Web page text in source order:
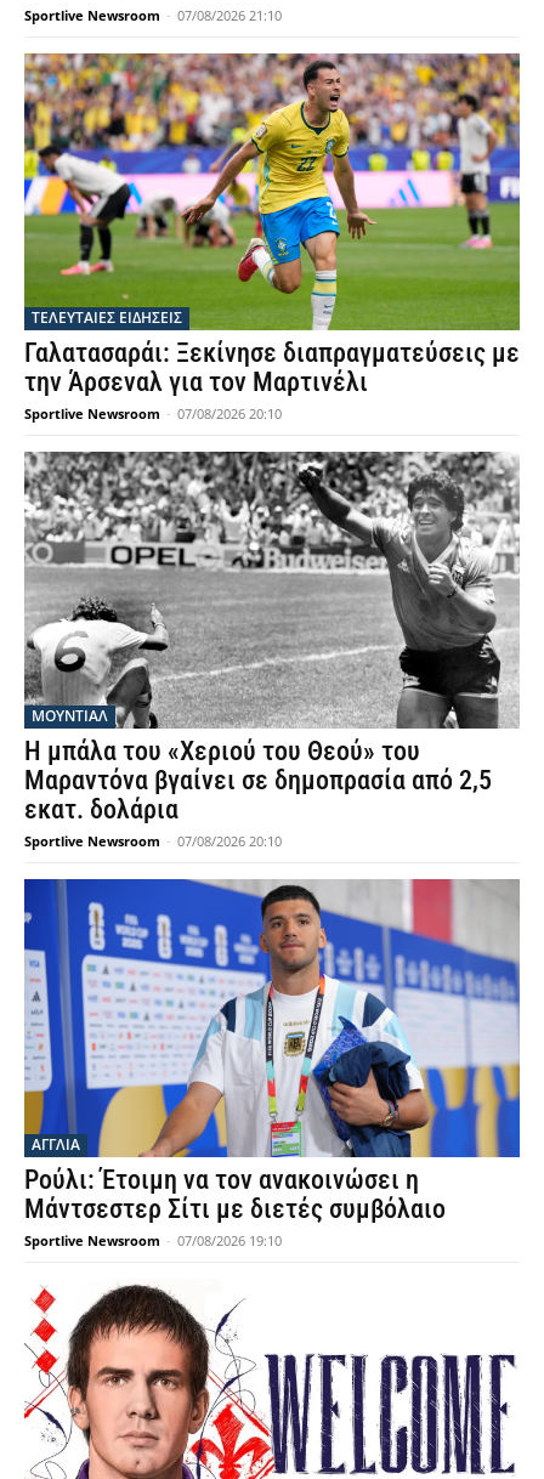
Sportlive Newsroom - 07/08/2026 21:10
ΤΕΛΕΥΤΑΙΕΣ ΕΙΔΗΣΕΙΣ
Γαλατασαράι: Ξεκίνησε διαπραγματεύσεις με
την Άρσεναλ για τον Μαρτινέλι
Sportlive Newsroom - 07/08/2026 20:10
ΜΟΥΝΤΙΆΛ
Η μπάλα του «Χεριού του Θεού» του
Μαραντόνα βγαίνει σε δημοπρασία από 2,5
εκατ. δολάρια
Sportlive Newsroom - 07/08/2026 20:10
ΑΓΓΛΙΑ
Ρούλι: Έτοιμη να τον ανακοινώσει η
Μάντσεστερ Σίτι με διετές συμβόλαιο
Sportlive Newsroom - 07/08/2026 19:10